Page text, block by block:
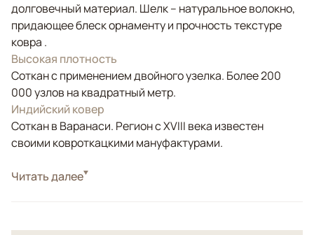
долговечный материал. Шелк – натуральное волокно,
придающее блеск орнаменту и прочность текстуре
ковра .
Высокая плотность
Соткан с применением двойного узелка. Более 200
000 узлов на квадратный метр.
Индийский ковер
Соткан в Варанаси. Регион с XVIII века известен
своими ковроткацкими мануфактурами.
СтильКлассические
УзорыРастительный, Без узора
Читать далее